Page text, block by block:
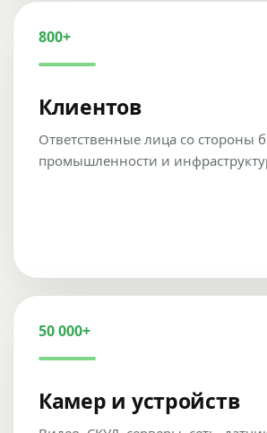
800+
Клиентов
Ответственные лица со стороны
промышленности и
50 000+
Камер и устройств